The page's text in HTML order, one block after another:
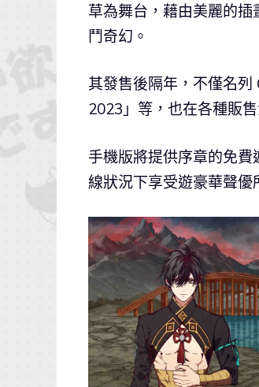
草為舞台，藉由美麗的
鬥奇幻。
其發售後隔年，不僅名
2023」等，也在各種販
手機版將提供序章的免
線狀況下享受遊豪華聲